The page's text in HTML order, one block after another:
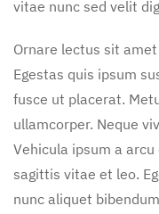
vitae nunc sed velit
Ornare lectus sit
Egestas quis ipsum
fusce ut placerat.
ullamcorper. Neque
Vehicula ipsum a
sagittis vitae et leo.
nunc aliquet